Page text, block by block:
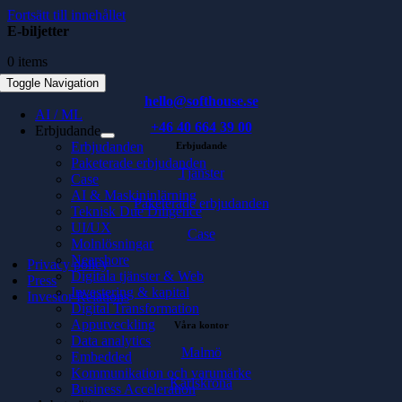
Fortsätt till innehållet
Toggle Navigation
AI / ML
Erbjudande
Erbjudanden
Paketerade erbjudanden
Case
AI & Maskininlärning
Teknisk Due Diligence
UI/UX
Molnlösningar
Nearshore
Digitala tjänster & Web
Investering & kapital
Digital Transformation
Apputveckling
Data analytics
Embedded
Kommunikation och varumärke
Business Acceleration
E-biljetter
0 items
hello@softhouse.se
+46 40 664 39 00
Erbjudande
Tjänster
Paketerade erbjudanden
Case
Privacy policy
Press
Investor Relations
Våra kontor
Malmö
Karlskrona